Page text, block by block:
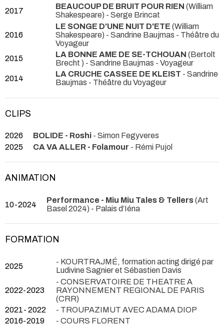
2017
BEAUCOUP DE BRUIT POUR RIEN (William
Shakespeare) - Serge Brincat
2016
LE SONGE D'UNE NUIT D'ETE (William
Shakespeare) - Sandrine Baujmas - Théâtre du
Voyageur
2015
LA BONNE AME DE SE-TCHOUAN (Bertolt
Brecht ) - Sandrine Baujmas - Voyageur
2014
LA CRUCHE CASSEE DE KLEIST - Sandrine
Baujmas - Théâtre du Voyageur
CLIPS
2026 BOLIDE - Roshi - Simon Fegyveres
2025
CA VA ALLER - Folamour - Rémi Pujol
ANIMATION
10-2024 Performance - Miu Miu Tales & Tellers(Art
Basel 2024) - Palais d’Iéna
FORMATION
2025
- KOURTRAJMÉ, formation acting dirigé par
Ludivine Sagnier et Sébastien Davis
2022-2023
- CONSERVATOIRE DE THEATRE A
RAYONNEMENT REGIONAL DE PARIS
(CRR)
2021- 2022
- TROUPAZIMUT AVEC ADAMA DIOP
2016-2019
- COURS FLORENT